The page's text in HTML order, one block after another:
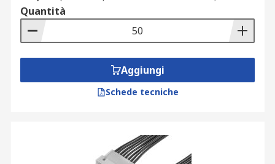
Quantità
Aggiungi
Schede tecniche